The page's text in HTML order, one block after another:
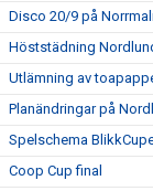
Disco 20/9 på
Höststädning
Utlämning av
Planändringar på
Spelschema
Coop Cup final